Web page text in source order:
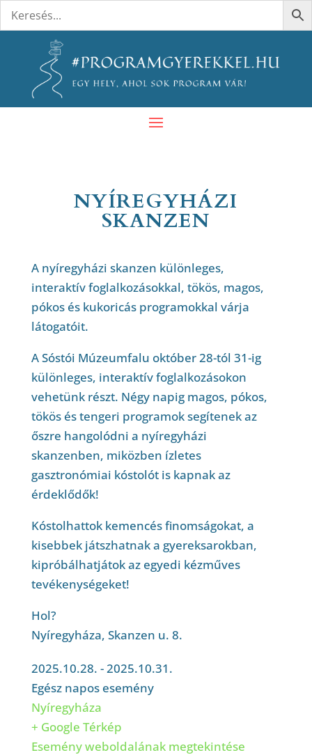
NYÍREGYHÁZI
SKANZEN
A nyíregyházi skanzen különleges,
interaktív foglalkozásokkal, tökös, magos,
pókos és kukoricás programokkal várja
látogatóit.
A Sóstói Múzeumfalu október 28-tól 31-ig
különleges, interaktív foglalkozásokon
vehetünk részt. Négy napig magos, pókos,
tökös és tengeri programok segítenek az
őszre hangolódni a nyíregyházi
skanzenben, miközben ízletes
gasztronómiai kóstolót is kapnak az
érdeklődők!
Kóstolhattok kemencés finomságokat, a
kisebbek játszhatnak a gyereksarokban,
kipróbálhatjátok az egyedi kézműves
tevékenységeket!
Hol?
Nyíregyháza, Skanzen u. 8.
2025.10.28. - 2025.10.31.
Egész napos esemény
Nyíregyháza
+ Google Térkép
Esemény weboldalának megtekintése